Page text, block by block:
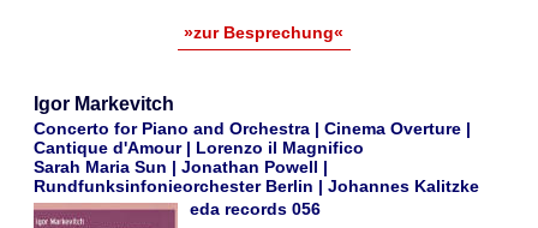
»zur Besprechung«
Igor Markevitch
Concerto for Piano and Orchestra | Cinema Overture |
Cantique d'Amour | Lorenzo il Magnifico
Sarah Maria Sun | Jonathan Powell |
Rundfunksinfonieorchester Berlin | Johannes Kalitzke
eda records 056